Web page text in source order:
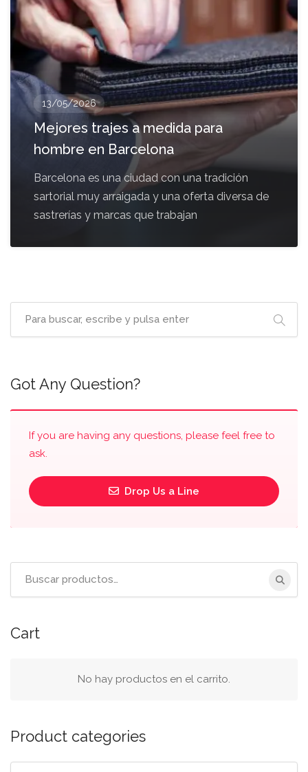
13/05/2026
Mejores trajes a medida para
hombre en Barcelona
Barcelona es una ciudad con una tradición
sartorial muy arraigada y una oferta diversa de
sastrerías y marcas que trabajan
Got Any Question?
If you are having any questions, please feel free to
ask.
Drop Us a Line
Cart
No hay productos en el carrito.
Product categories